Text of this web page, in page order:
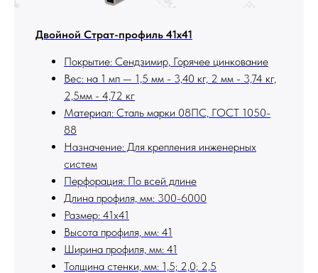
Двойной Страт-профиль 41x41
Покрытие: Сендзимир, Горячее цинкование
Вес: на 1 мп — 1,5 мм - 3,40 кг, 2 мм - 3,74 кг,
2,5мм - 4,72 кг
Материал: Сталь марки 08ПС, ГОСТ 1050-
88
Назначение: Для крепления инженерных
систем
Перфорация: По всей длине
Длина профиля, мм: 300-6000
Размер: 41х41
Высота профиля, мм: 41
Ширина профиля, мм: 41
Толщина стенки, мм: 1,5; 2,0; 2,5